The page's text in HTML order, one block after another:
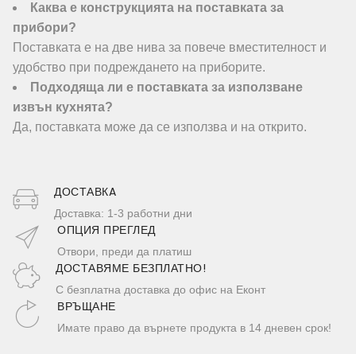
Каква е конструкцията на поставката за
прибори?
Поставката е на две нива за повече вместителност и
удобство при подреждането на приборите.
Подходяща ли е поставката за използване
извън кухнята?
Да, поставката може да се използва и на открито.
ДОСТАВКA
Доставка: 1-3 работни дни
ОПЦИЯ ПРЕГЛЕД
Отвори, преди да платиш
ДОСТАВЯМЕ БЕЗПЛАТНО!
С безплатна доставка до офис на Еконт
ВРЪЩАНЕ
Имате право да върнете продукта в 14 дневен срок!